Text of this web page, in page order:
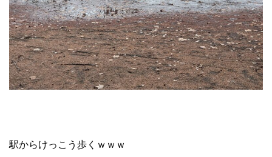
駅からけっこう歩くｗｗｗ